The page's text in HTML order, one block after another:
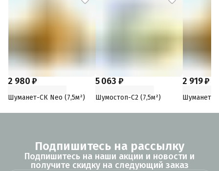
2 980 ₽
Шуманет-СК Neo (7,5м²)
5 063 ₽
Шумостоп-С2 (7,5м²)
2 919 ₽
Шуманет-
Подпишитесь на рассылку
Подпишитесь на наши акции и новости и
получите скидку на следующий заказ